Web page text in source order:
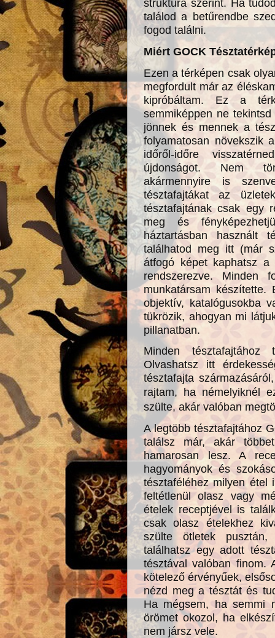
struktúra szerint. Ha
találod a betűrendbe
fogod találni.
Miért GOCK
Ezen a térképen csak
megfordult már az
kipróbáltam. Ez a
semmiképpen ne
jönnek és mennek a
folyamatosan növekszik
időről-időre
újdonságot. Nem
akármennyire is
tésztafajtákat az
tésztafajtának csak egy
meg és
háztartásban használt
találhatod meg itt (már
átfogó képet kaphatsz a
rendszerezve.
munkatársam készítette.
objektív, katalógusokba
tükrözik, ahogyan mi
pillanatban.
Minden
Olvashatsz itt
tésztafajta
rajtam, ha némelyiknél
szülte, akár valóban
A legtöbb tésztafajtához
találsz már, akár
hamarosan lesz. A
hagyományok és
tésztaféléhez milyen étel
feltétlenül olasz vagy
ételek receptjével is
csak olasz ételekhez
szülte ötletek
találhatsz egy adott
tésztával valóban finom.
kötelező érvényűek,
nézd meg a tésztát és
Ha mégsem, ha semmi
örömet okozol, ha
nem jársz vele.